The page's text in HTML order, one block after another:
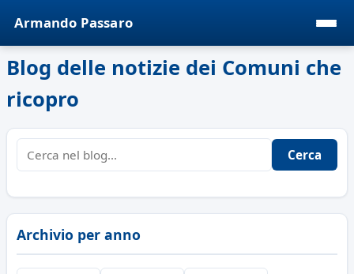
Armando Passaro
Blog delle notizie dei Comuni che
ricopro
Cerca
Archivio per anno